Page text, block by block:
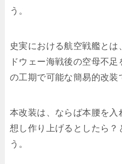
う。
史実における航空戦艦と
ドウェー海戦後の空母不
の工期で可能な簡易的改装
本改装は、ならば本腰を
想し作り上げるとしたら
う。